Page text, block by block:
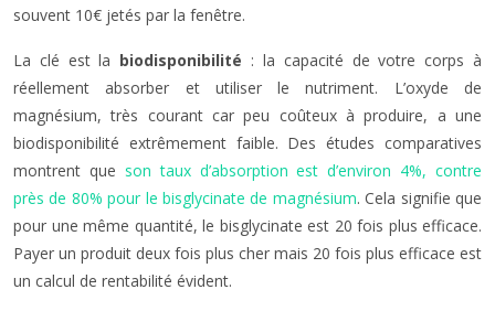
souvent 10€ jetés par la fenêtre.
La clé est la biodisponibilité : la capacité de votre corps à
réellement absorber et utiliser le nutriment. L’oxyde de
magnésium, très courant car peu coûteux à produire, a une
biodisponibilité extrêmement faible. Des études comparatives
montrent que son taux d’absorption est d’environ 4%, contre
près de 80% pour le bisglycinate de magnésium. Cela signifie que
pour une même quantité, le bisglycinate est 20 fois plus efficace.
Payer un produit deux fois plus cher mais 20 fois plus efficace est
un calcul de rentabilité évident.